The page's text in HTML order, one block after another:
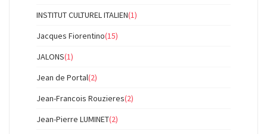
INSTITUT CULTUREL ITALIEN(1)
Jacques Fiorentino(15)
JALONS(1)
Jean de Portal(2)
Jean-Francois Rouzieres(2)
Jean-Pierre LUMINET(2)